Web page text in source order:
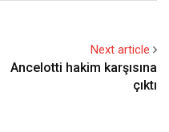
Next article
Ancelotti hakim karşısına
çıktı